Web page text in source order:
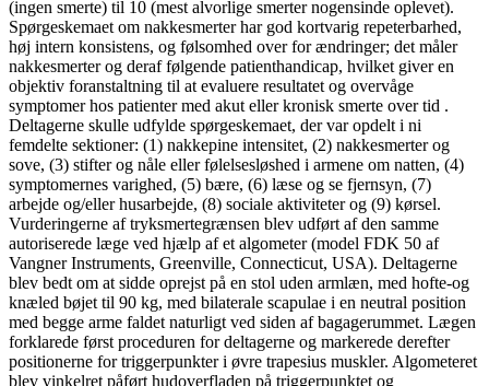
(ingen smerte) til 10 (mest alvorlige smerter nogensinde oplevet).
Spørgeskemaet om nakkesmerter har god kortvarig repeterbarhed,
høj intern konsistens, og følsomhed over for ændringer; det måler
nakkesmerter og deraf følgende patienthandicap, hvilket giver en
objektiv foranstaltning til at evaluere resultatet og overvåge
symptomer hos patienter med akut eller kronisk smerte over tid .
Deltagerne skulle udfylde spørgeskemaet, der var opdelt i ni
femdelte sektioner: (1) nakkepine intensitet, (2) nakkesmerter og
sove, (3) stifter og nåle eller følelsesløshed i armene om natten, (4)
symptomernes varighed, (5) bære, (6) læse og se fjernsyn, (7)
arbejde og/eller husarbejde, (8) sociale aktiviteter og (9) kørsel.
Vurderingerne af tryksmertegrænsen blev udført af den samme
autoriserede læge ved hjælp af et algometer (model FDK 50 af
Vangner Instruments, Greenville, Connecticut, USA). Deltagerne
blev bedt om at sidde oprejst på en stol uden armlæn, med hofte-og
knæled bøjet til 90 kg, med bilaterale scapulae i en neutral position
med begge arme faldet naturligt ved siden af bagagerummet. Lægen
forklarede først proceduren for deltagerne og markerede derefter
positionerne for triggerpunkter i øvre trapesius muskler. Algometeret
blev vinkelret påført hudoverfladen på triggerpunktet og